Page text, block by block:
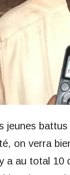
jeunes
on verra
a au total